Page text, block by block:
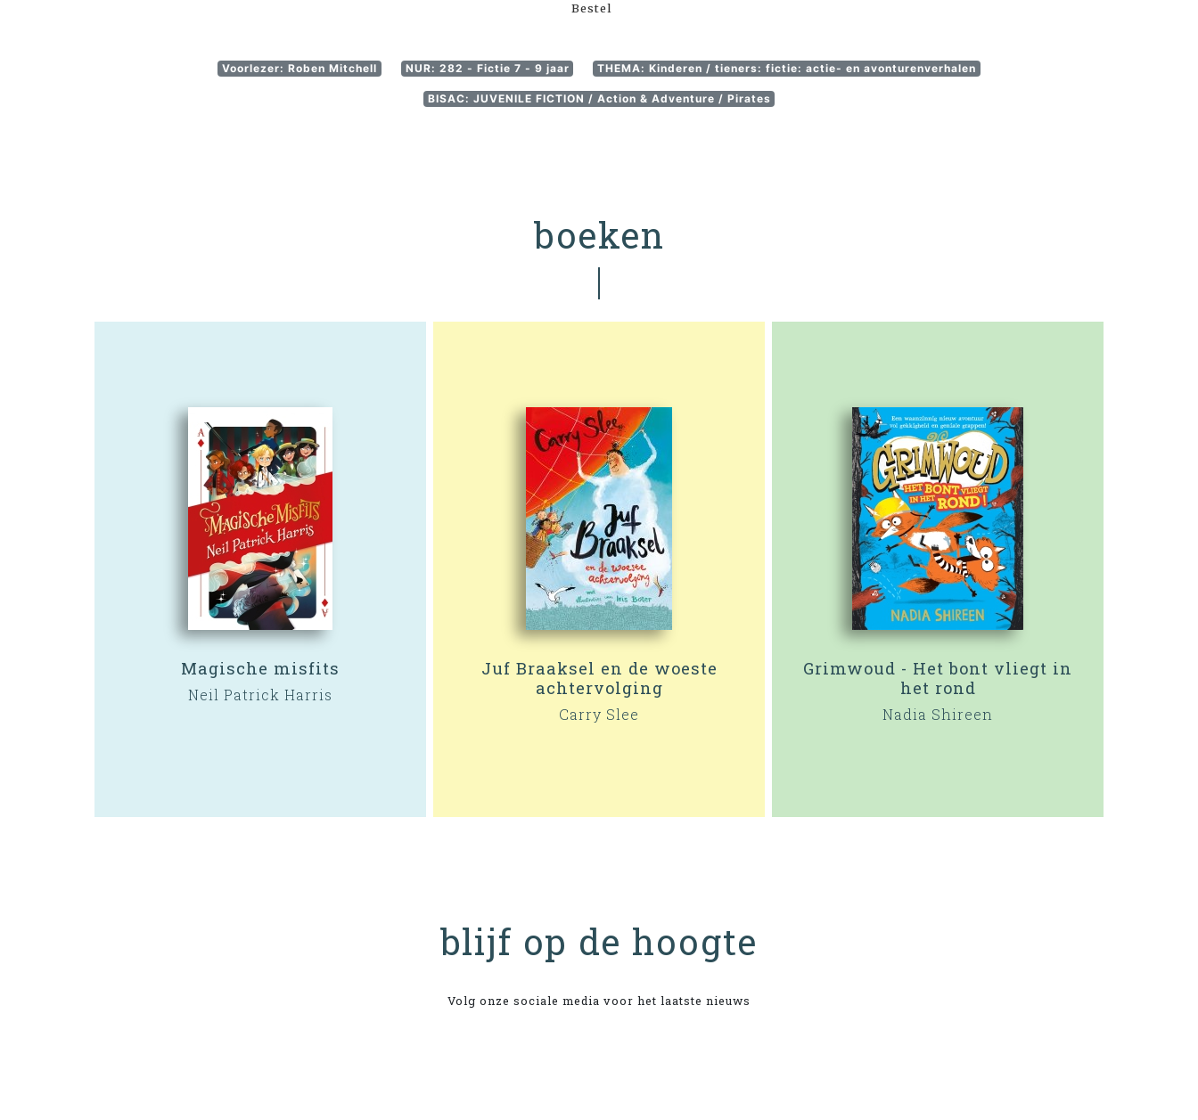
Bestel
Voorlezer: Roben Mitchell NUR: 282 - Fictie 7 - 9 jaar THEMA: Kinderen / tieners: fictie: actie- en avonturenverhalen
BISAC: JUVENILE FICTION / Action & Adventure / Pirates
boeken
Magische misfits
Neil Patrick Harris
Juf Braaksel en de woeste
achtervolging
Carry Slee
Grimwoud - Het bont vliegt in
het rond
Nadia Shireen
blijf op de hoogte
Volg onze sociale media voor het laatste nieuws